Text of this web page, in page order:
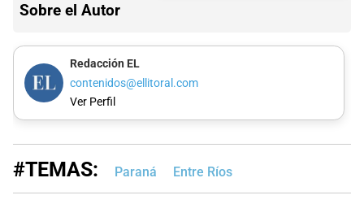
Sobre el Autor
Redacción EL
contenidos@ellitoral.com
Ver Perfil
#TEMAS: Paraná Entre Ríos